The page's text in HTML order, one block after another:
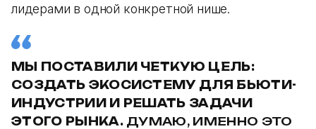
лидерами в одной конкретной нише.
МЫ ПОСТАВИЛИ ЧЕТКУЮ ЦЕЛЬ:
СОЗДАТЬ ЭКОСИСТЕМУ ДЛЯ БЬЮТИ-
ИНДУСТРИИ И РЕШАТЬ ЗАДАЧИ
ЭТОГО РЫНКА. ДУМАЮ, ИМЕННО ЭТО